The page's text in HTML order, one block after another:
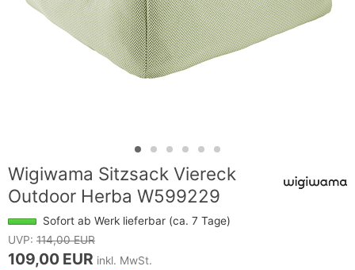
Wigiwama Sitzsack Viereck
Outdoor Herba W599229
Sofort ab Werk lieferbar (ca. 7 Tage)
UVP: 114,00 EUR
109,00 EUR inkl. MwSt.